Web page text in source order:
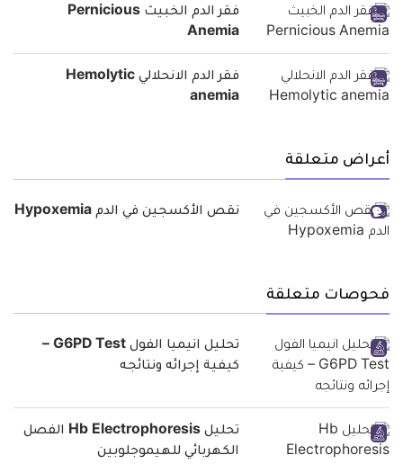
فقر الدم الخبيث Pernicious
Anemia
فقر الدم الانحلالي Hemolytic
anemia
أعراض متعلقة
نقص الأكسجين في الدم Hypoxemia
فحوصات متعلقة
تحليل انيميا الفول G6PD Test –
كيفية إجرائه ونتائجه
تحليل Hb Electrophoresis الفصل
الكهربائي للهيموجلوبين